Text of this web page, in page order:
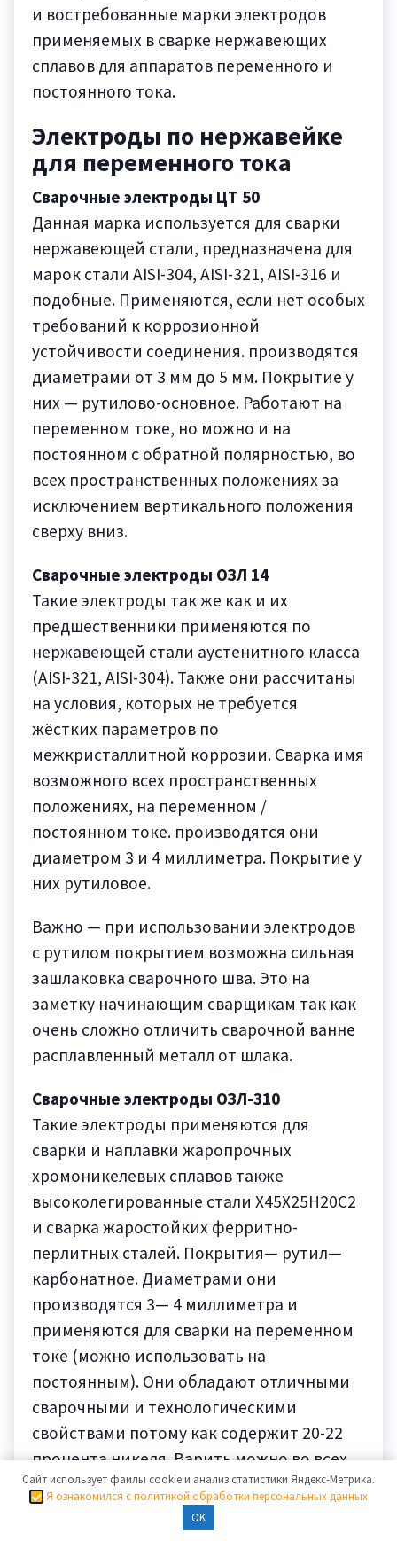
и востребованные марки электродов
применяемых в сварке нержавеющих
сплавов для аппаратов переменного и
постоянного тока.
Электроды по нержавейке
для переменного тока
Сварочные электроды ЦТ 50
Данная марка используется для сварки
нержавеющей стали, предназначена для
марок стали AISI-304, AISI-321, AISI-316 и
подобные. Применяются, если нет особых
требований к коррозионной
устойчивости соединения. производятся
диаметрами от 3 мм до 5 мм. Покрытие у
них — рутилово-основное. Работают на
переменном токе, но можно и на
постоянном с обратной полярностью, во
всех пространственных положениях за
исключением вертикального положения
сверху вниз.
Сварочные электроды ОЗЛ 14
Такие электроды так же как и их
предшественники применяются по
нержавеющей стали аустенитного класса
(AISI-321, AISI-304). Также они рассчитаны
на условия, которых не требуется
жёстких параметров по
межкристаллитной коррозии. Сварка имя
возможного всех пространственных
положениях, на переменном /
постоянном токе. производятся они
диаметром 3 и 4 миллиметра. Покрытие у
них рутиловое.
Важно — при использовании электродов
с рутилом покрытием возможна сильная
зашлаковка сварочного шва. Это на
заметку начинающим сварщикам так как
очень сложно отличить сварочной ванне
расплавленный металл от шлака.
Сварочные электроды ОЗЛ-310
Такие электроды применяются для
сварки и наплавки жаропрочных
хромоникелевых сплавов также
высоколегированные стали Х45Х25Н20С2
и сварка жаростойких ферритно-
перлитных сталей. Покрытия— рутил—
карбонатное. Диаметрами они
производятся 3— 4 миллиметра и
применяются для сварки на переменном
токе (можно использовать на
постоянным). Они обладают отличными
сварочными и технологическими
свойствами потому как содержит 20-22
процента никеля. Варить можно во всех
пространственных положениях за
исключением вертикального сверху вниз.
Сайт использует фаилы cookie и анализ статистики Яндекс-Метрика.
Я ознакомился с политикой обработки персональных данных
OK